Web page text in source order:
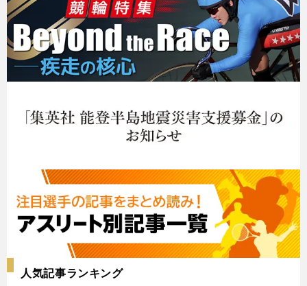
人気記事ランキング